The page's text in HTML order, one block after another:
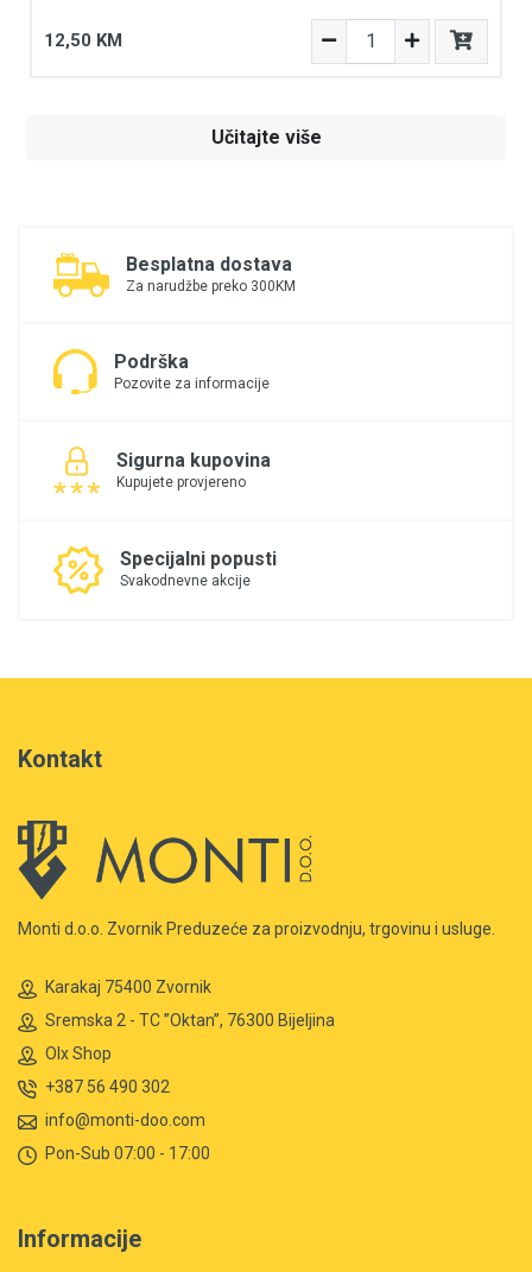
12,50 KM
Učitajte više
Besplatna dostava
Za narudžbe preko 300KM
Podrška
Pozovite za informacije
Sigurna kupovina
Kupujete provjereno
Specijalni popusti
Svakodnevne akcije
Kontakt
Monti d.o.o. Zvornik Preduzeće za proizvodnju, trgovinu i usluge.
Karakaj 75400 Zvornik
Sremska 2 - TC ”Oktan”, 76300 Bijeljina
Olx Shop
+387 56 490 302
info@monti-doo.com
Pon-Sub 07:00 - 17:00
Informacije